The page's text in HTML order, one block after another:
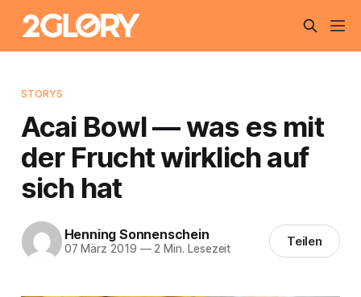
STORYS
Acai Bowl — was es mit
der Frucht wirklich auf
sich hat
Henning Sonnenschein
07 März 2019 —2 Min. Lesezeit Teilen